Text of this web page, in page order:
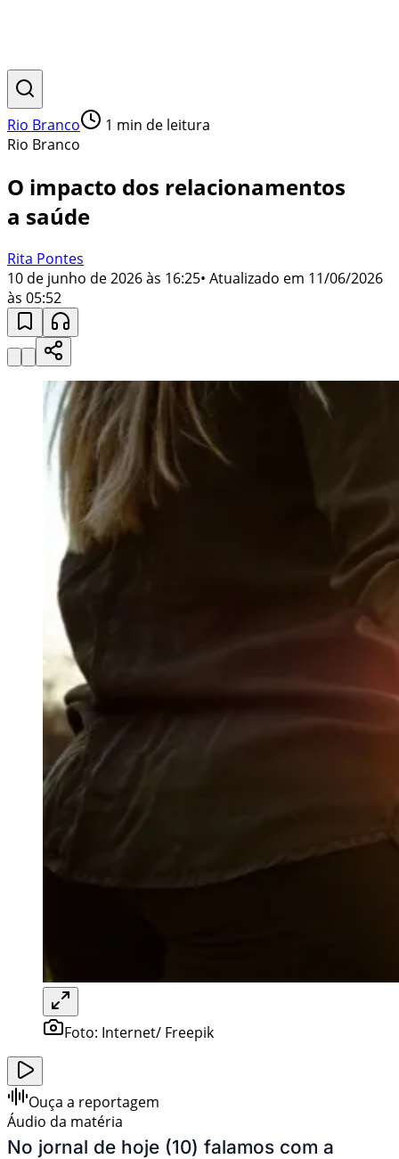
Rio Branco 1 min de leitura
Rio Branco
O impacto dos relacionamentos
a saúde
Rita Pontes
10 de junho de 2026 às 16:25• Atualizado em 11/06/2026
às 05:52
Foto: Internet/ Freepik
Ouça a reportagem
Áudio da matéria
No jornal de hoje (10) falamos com a